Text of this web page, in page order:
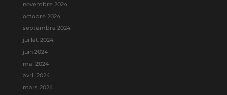
novembre 2024
octobre 2024
septembre 2024
juillet 2024
juin 2024
mai 2024
avril 2024
mars 2024